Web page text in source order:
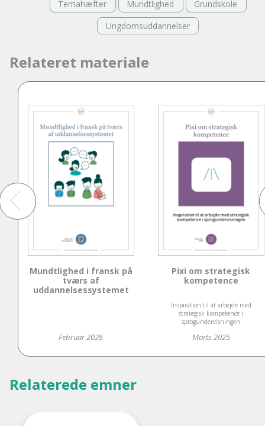
Temahæfter Mundtlighed
Grundskole
Ungdomsuddannelser
Relateret materiale
Mundtlighed i fransk på
tværs af
uddannelsessystemet
Februar 2026
Pixi om strategisk
kompetence
Inspiration til at arbejde med
strategisk kompetence i
sprogundervisningen
Marts 2025
Relaterede emner